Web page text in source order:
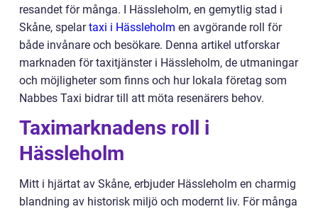
resandet för många. I Hässleholm, en gemytlig stad i
Skåne, spelartaxi i Hässleholm en avgörande roll för
både invånare och besökare. Denna artikel utforskar
marknaden för taxitjänster i Hässleholm, de utmaningar
och möjligheter som finns och hur lokala företag som
Nabbes Taxi bidrar till att möta resenärers behov.
Taximarknadens roll i
Hässleholm
Mitt i hjärtat av Skåne, erbjuder Hässleholm en charmig
blandning av historisk miljö och modernt liv. För många